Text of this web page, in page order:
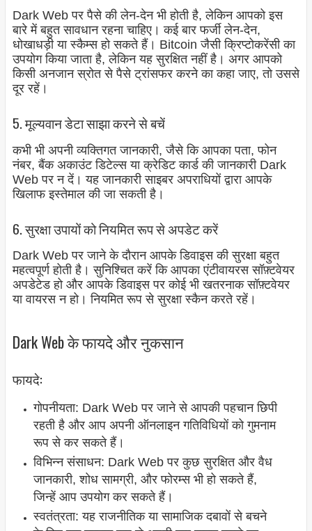
Dark Web पर पैसे की लेन-देन भी होती है, लेकिन आपको इस
बारे में बहुत सावधान रहना चाहिए। कई बार फर्जी लेन-देन,
धोखाधड़ी या स्कैम्स हो सकते हैं। Bitcoin जैसी क्रिप्टोकरेंसी का
उपयोग किया जाता है, लेकिन यह सुरक्षित नहीं है। अगर आपको
किसी अनजान स्रोत से पैसे ट्रांसफर करने का कहा जाए, तो उससे
दूर रहें।
5. मूल्यवान डेटा साझा करने से बचें
कभी भी अपनी व्यक्तिगत जानकारी, जैसे कि आपका पता, फोन
नंबर, बैंक अकाउंट डिटेल्स या क्रेडिट कार्ड की जानकारी Dark
Web पर न दें। यह जानकारी साइबर अपराधियों द्वारा आपके
खिलाफ इस्तेमाल की जा सकती है।
6. सुरक्षा उपायों को नियमित रूप से अपडेट करें
Dark Web पर जाने के दौरान आपके डिवाइस की सुरक्षा बहुत
महत्वपूर्ण होती है। सुनिश्चित करें कि आपका एंटीवायरस सॉफ़्टवेयर
अपडेटेड हो और आपके डिवाइस पर कोई भी खतरनाक सॉफ़्टवेयर
या वायरस न हो। नियमित रूप से सुरक्षा स्कैन करते रहें।
Dark Web के फायदे और नुकसान
फायदे:
गोपनीयता: Dark Web पर जाने से आपकी पहचान छिपी
रहती है और आप अपनी ऑनलाइन गतिविधियों को गुमनाम
रूप से कर सकते हैं।
विभिन्न संसाधन: Dark Web पर कुछ सुरक्षित और वैध
जानकारी, शोध सामग्री, और फोरम्स भी हो सकते हैं,
जिन्हें आप उपयोग कर सकते हैं।
स्वतंत्रता: यह राजनीतिक या सामाजिक दबावों से बचने